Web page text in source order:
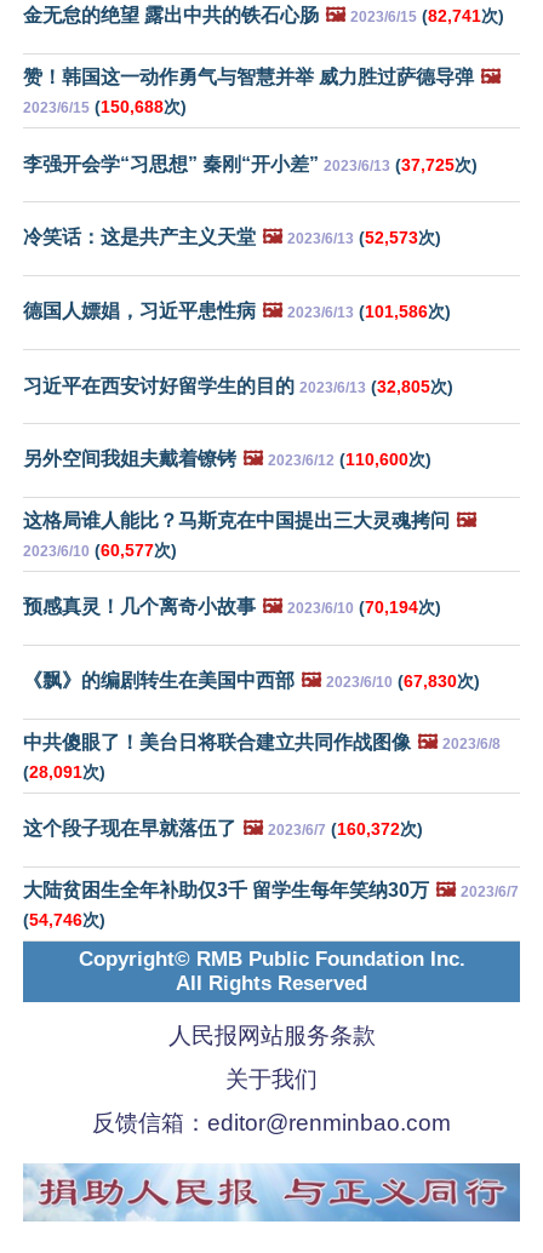
金无怠的绝望 露出中共的铁石心肠 🖼️ 2023/6/15 (82,741次)
赞！韩国这一动作勇气与智慧并举 威力胜过萨德导弹 🖼️
2023/6/15 (150,688次)
李强开会学“习思想” 秦刚“开小差” 2023/6/13 (37,725次)
冷笑话：这是共产主义天堂 🖼️ 2023/6/13 (52,573次)
德国人嫖娼，习近平患性病 🖼️ 2023/6/13 (101,586次)
习近平在西安讨好留学生的目的 2023/6/13 (32,805次)
另外空间我姐夫戴着镣铐 🖼️ 2023/6/12 (110,600次)
这格局谁人能比？马斯克在中国提出三大灵魂拷问 🖼️
2023/6/10 (60,577次)
预感真灵！几个离奇小故事 🖼️ 2023/6/10 (70,194次)
《飘》的编剧转生在美国中西部 🖼️ 2023/6/10 (67,830次)
中共傻眼了！美台日将联合建立共同作战图像 🖼️ 2023/6/8
(28,091次)
这个段子现在早就落伍了 🖼️ 2023/6/7 (160,372次)
大陆贫困生全年补助仅3千 留学生每年笑纳30万 🖼️ 2023/6/7
(54,746次)
Copyright© RMB Public Foundation Inc.
All Rights Reserved
人民报网站服务条款
关于我们
反馈信箱： editor@renminbao.com